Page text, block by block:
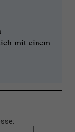
mit einem